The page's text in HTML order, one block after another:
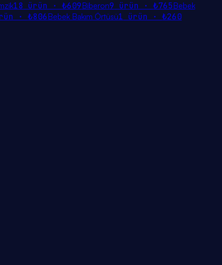
18 ürün ·₺609Biberon9 ürün ·₺765Bebek
·₺806Bebek Bakım Örtüsü1 ürün ·₺260